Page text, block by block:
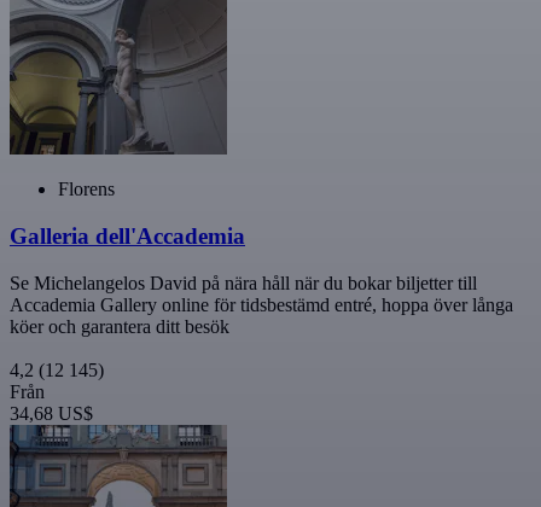
Florens
Galleria dell'Accademia
Se Michelangelos David på nära håll när du bokar biljetter till
Accademia Gallery online för tidsbestämd entré, hoppa över långa
köer och garantera ditt besök
4,2 (12 145)
Från
34,68 US$